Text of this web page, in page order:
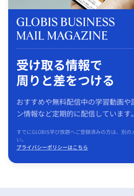
受け取る情報で
周りと差をつける
おすすめや無料配信中の学習動画
ン情報など定期的に配信しています。
すでにGLOBIS学び放題へご登録済みの方は、別
い。
プライバシーポリシーはこちら